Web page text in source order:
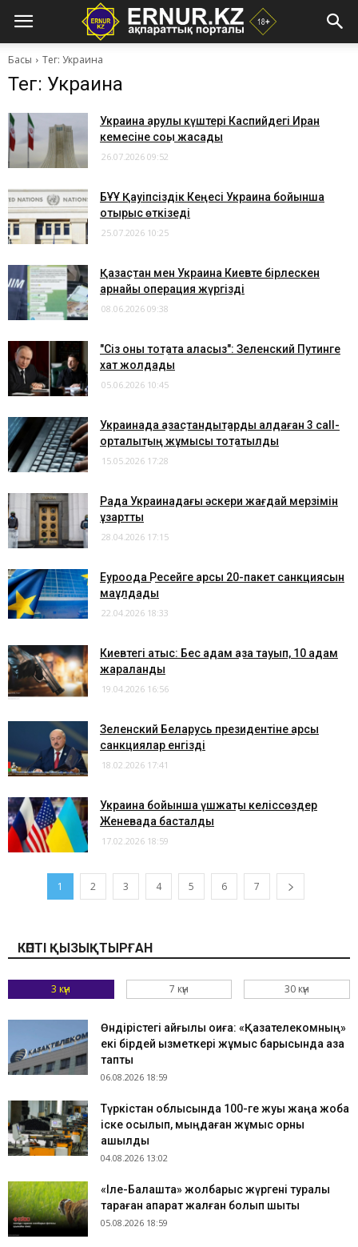
Басы Тег: Украина
Тег: Украина
Украина қарулы күштері Каспийдегі Иран
кемесіне соққы жасады
26.07.2026 09:52
БҰҰ Қауіпсіздік Кеңесі Украина бойынша
отырыс өткізеді
25.07.2026 10:25
Қазақстан мен Украина Киевте бірлескен
арнайы операция жүргізді
08.06.2026 09:38
​"Сіз оны тоқтата аласыз": Зеленский Путинге
хат жолдады
05.06.2026 10:45
Украинада қазақстандықтарды алдаған 3 call-
орталықтың жұмысы тоқтатылды
15.05.2026 17:28
Рада Украинадағы әскери жағдай мерзімін
ұзартты
28.04.2026 17:15
Еуроодақ Ресейге қарсы 20-пакет санкциясын
мақұлдады
22.04.2026 18:33
Киевтегі атыс: Бес адам қаза тауып, 10 адам
жараланды
19.04.2026 16:56
Зеленский Беларусь президентіне қарсы
санкциялар енгізді
18.02.2026 17:41
​Украина бойынша үшжақты келіссөздер
Женевада басталды
17.02.2026 18:59
1 2 3 4 5 6 7
КӨПТІ ҚЫЗЫҚТЫРҒАН
3 күн 7 күн 30 күн
Өндірістегі қайғылы оқиға: «Қазақтелекомның»
екі бірдей қызметкері жұмыс барысында қаза
тапты
06.08.2026 18:59
Түркістан облысында 100-ге жуық жаңа жоба
іске қосылып, мыңдаған жұмыс орны
ашылды
04.08.2026 13:02
«Іле-Балқашта» жолбарыс жүргені туралы
тараған ақпарат жалған болып шықты
05.08.2026 18:59